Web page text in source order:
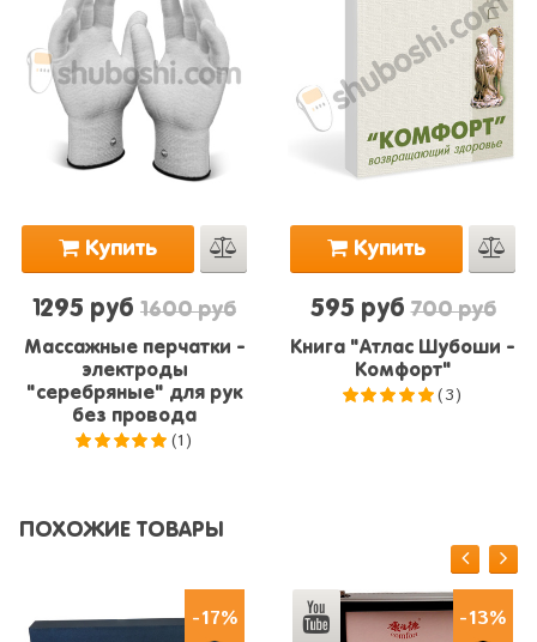
Купить
1295 руб 1600 руб
Массажные перчатки -
электроды
"серебряные" для рук
без провода
(1)
Купить
595 руб700 руб
Книга "Атлас Шубоши -
Комфорт"
(3)
ПОХОЖИЕ ТОВАРЫ
-17% -13%